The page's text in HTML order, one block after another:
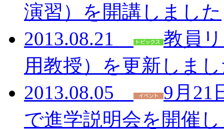
演習）を開講しました
2013.08.21
教員
用教授）を更新しま
2013.08.05
9月21
で進学説明会を開催